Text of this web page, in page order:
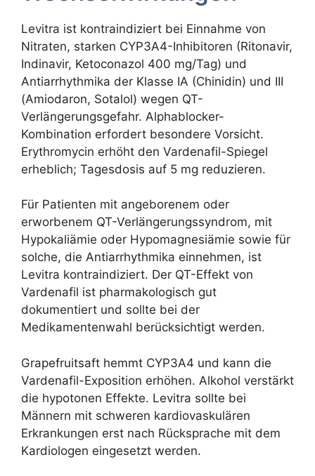
Levitra ist kontraindiziert bei Einnahme von
Nitraten, starken CYP3A4-Inhibitoren (Ritonavir,
Indinavir, Ketoconazol 400 mg/Tag) und
Antiarrhythmika der Klasse IA (Chinidin) und III
(Amiodaron, Sotalol) wegen QT-
Verlängerungsgefahr. Alphablocker-
Kombination erfordert besondere Vorsicht.
Erythromycin erhöht den Vardenafil-Spiegel
erheblich; Tagesdosis auf 5 mg reduzieren.
Für Patienten mit angeborenem oder
erworbenem QT-Verlängerungssyndrom, mit
Hypokaliämie oder Hypomagnesiämie sowie für
solche, die Antiarrhythmika einnehmen, ist
Levitra kontraindiziert. Der QT-Effekt von
Vardenafil ist pharmakologisch gut
dokumentiert und sollte bei der
Medikamentenwahl berücksichtigt werden.
Grapefruitsaft hemmt CYP3A4 und kann die
Vardenafil-Exposition erhöhen. Alkohol verstärkt
die hypotonen Effekte. Levitra sollte bei
Männern mit schweren kardiovaskulären
Erkrankungen erst nach Rücksprache mit dem
Kardiologen eingesetzt werden.